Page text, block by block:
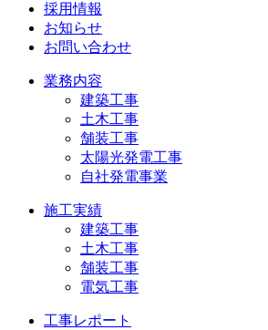
採用情報
お知らせ
お問い合わせ
業務内容
建築工事
土木工事
舗装工事
太陽光発電工事
自社発電事業
施工実績
建築工事
土木工事
舗装工事
電気工事
工事レポート